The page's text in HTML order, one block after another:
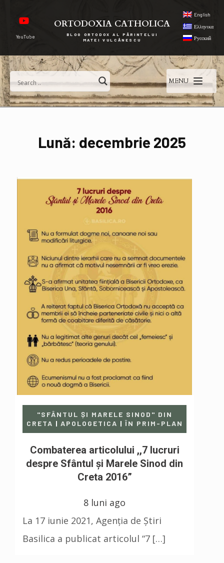
YouTube
ORTODOXIA CATHOLICA
BLOG ORTODOX AL PĂRINTELUI
MATEI VULCĂNESCU
English
Ελληνικα
Русский
MENU
Lună: decembrie 2025
"SFÂNTUL ȘI MARELE SINOD" DIN
CRETA | APOLOGETICA | ÎN PRIM-PLAN
Combaterea articolului ,,7 lucruri
despre Sfântul și Marele Sinod din
Creta 2016”
8 luni ago
La 17 iunie 2021, Agenția de Știri
Basilica a publicat articolul “7 […]